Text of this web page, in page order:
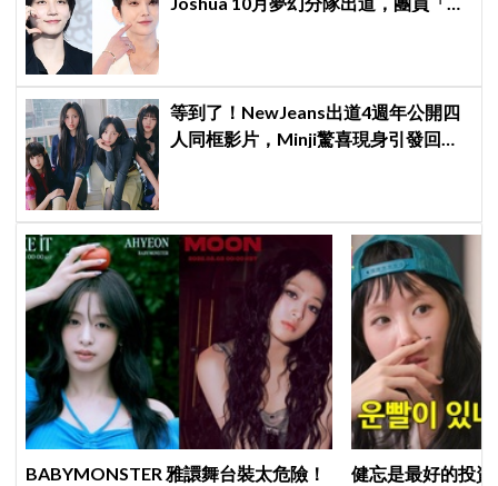
等到了！NewJeans出道4週年公開四
人同框影片，Minji驚喜現身引發回歸
BABYMONSTER 雅譞舞台裝太危險！
健忘是最好的投資